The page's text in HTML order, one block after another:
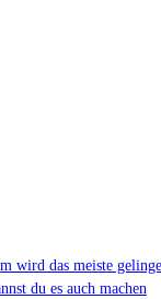
wird das meiste
du es auch machen